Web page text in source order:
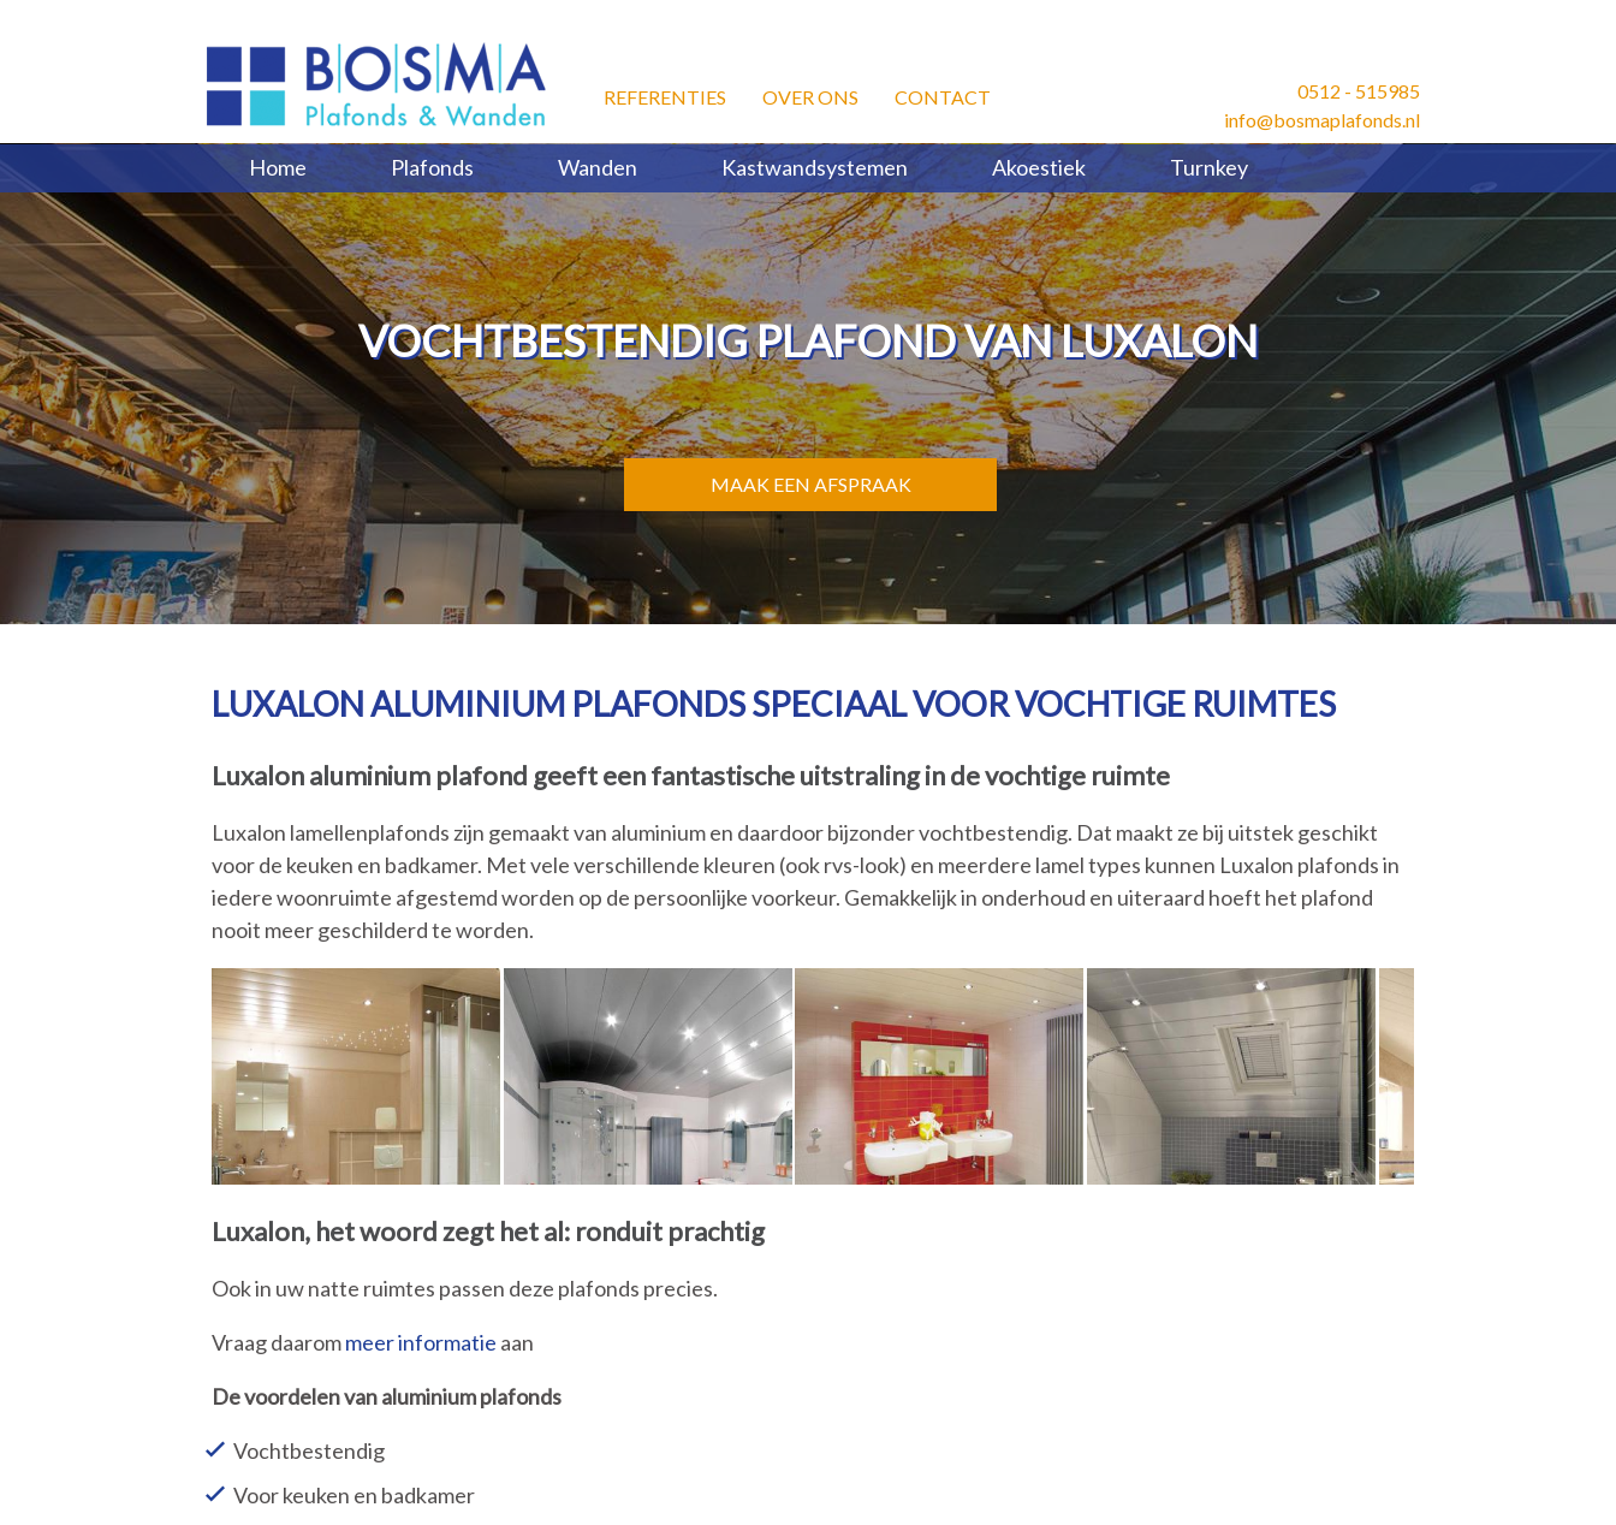
Home Plafonds Wanden Kastwandsystemen Akoestiek Turnkey
REFERENTIES OVER ONS CONTACT
VOCHTBESTENDIG PLAFOND VAN LUXALON
LUXALON ALUMINIUM PLAFONDS SPECIAAL VOOR VOCHTIGE RUIMTES
Luxalon aluminium plafond geeft een fantastische uitstraling in de vochtige ruimte
Luxalon lamellenplafonds zijn gemaakt van aluminium en daardoor bijzonder vochtbestendig. Dat maakt ze bij uitstek geschikt
voor de keuken en badkamer. Met vele verschillende kleuren (ook rvs-look) en meerdere lamel types kunnen Luxalon plafonds in
iedere woonruimte afgestemd worden op de persoonlijke voorkeur. Gemakkelijk in onderhoud en uiteraard hoeft het plafond
nooit meer geschilderd te worden.
Luxalon, het woord zegt het al: ronduit prachtig
Ook in uw natte ruimtes passen deze plafonds precies.
Vraag daarommeer informatie aan
De voordelen van aluminium plafonds
Vochtbestendig
Voor keuken en badkamer
0512 - 515985
info@bosmaplafonds.nl
MAAK EEN AFSPRAAK